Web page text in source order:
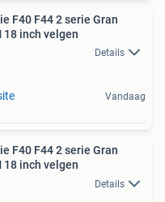
F40 F44 2 serie Gran
18 inch velgen
Details
Vandaag
F40 F44 2 serie Gran
18 inch velgen
Details